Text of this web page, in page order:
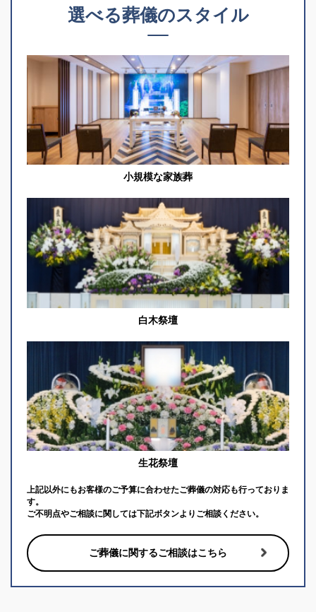
選べる葬儀のスタイル
小規模な家族葬
白木祭壇
生花祭壇
上記以外にもお客様のご予算に合わせたご葬儀の対応も行っておりま
す。
ご不明点やご相談に関しては下記ボタンよりご相談ください。
ご葬儀に関するご相談はこちら